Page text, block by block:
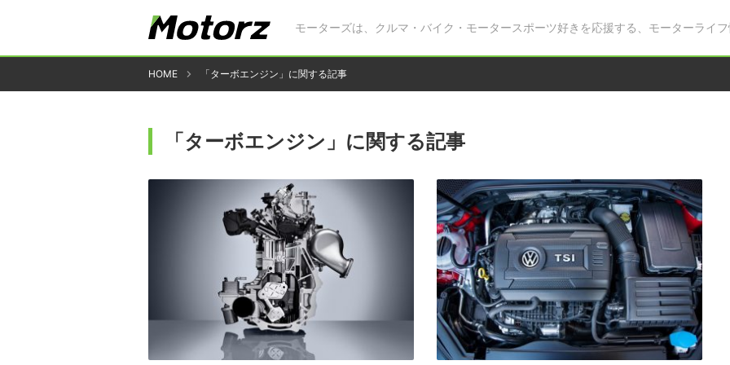
モーターズは、クルマ・バイク・モータースポーツ好きを応援する、モーターライフ
HOME 「ターボエンジン」に関する記事
「ターボエンジン」に関する記事